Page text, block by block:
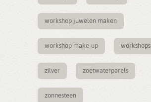
workshop juwelen maken
workshop make-up workshops
zilver zoetwaterparels
zonnesteen